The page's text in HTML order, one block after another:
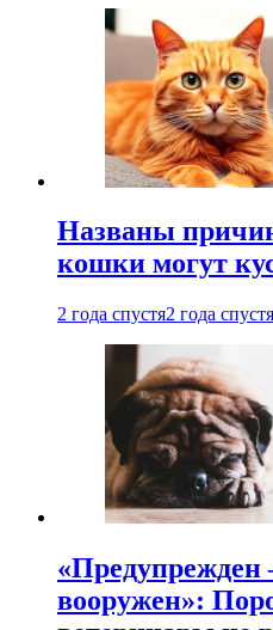
Названы
кошки могут
2 года спустя2 года спустя
вооружен»: